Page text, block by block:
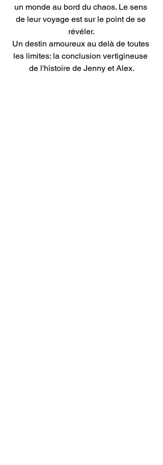
un monde au bord du chaos. Le sens
de leur voyage est sur le point de se
révéler.
Un destin amoureux au delà de toutes
les limites: la conclusion vertigineuse
de l'histoire de Jenny et Alex.